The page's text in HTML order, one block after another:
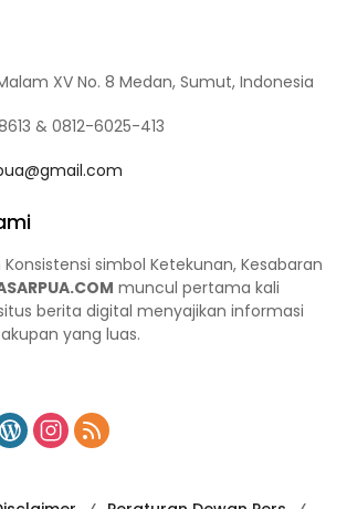
XV No. 8 Medan, Sumut, Indonesia
& 0812-6025-413
simbol Ketekunan, Kesabaran
muncul pertama kali
berita digital menyajikan informasi
yang luas.